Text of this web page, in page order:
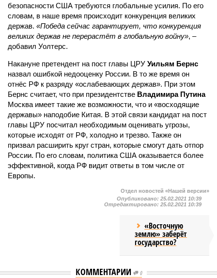
безопасности США требуются глобальные усилия. По его
словам, в наше время происходит конкуренция великих
держав. «Победа сейчас гарантирует, что конкуренция
великих держав не перерастёт в глобальную войну», –
добавил Уолтерс.
Накануне претендент на пост главы ЦРУ Уильям Бернс
назвал ошибкой недооценку России. В то же время он
отнёс РФ к разряду «ослабевающих держав». При этом
Бернс считает, что при президентстве Владимира Путина
Москва имеет такие же возможности, что и «восходящие
державы» наподобие Китая. В этой связи кандидат на пост
главы ЦРУ посчитал необходимым оценивать угрозы,
которые исходят от РФ, холодно и трезво. Также он
призвал расширить круг стран, которые смогут дать отпор
России. По его словам, политика США оказывается более
эффективной, когда РФ видит ответы в том числе от
Европы.
Отдел новостей «Нашей версии»
Опубликовано: 25.02.2021 10:39
Отредактировано: 25.02.2021 10:39
«Восточную
землю» заберёт
государство?
КОММЕНТАРИИ 0